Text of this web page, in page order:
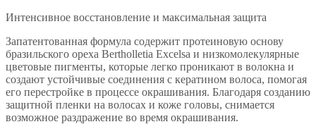
Интенсивное восстановление и максимальная защита
Запатентованная формула содержит протеиновую основу
бразильского ореха Bertholletia Excelsa и низкомолекулярные
цветовые пигменты, которые легко проникают в волокна и
создают устойчивые соединения с кератином волоса, помогая
его перестройке в процессе окрашивания. Благодаря созданию
защитной пленки на волосах и коже головы, снимается
возможное раздражение во время окрашивания.